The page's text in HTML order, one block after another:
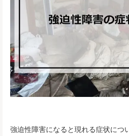
強迫性障害になると現れる症状につ